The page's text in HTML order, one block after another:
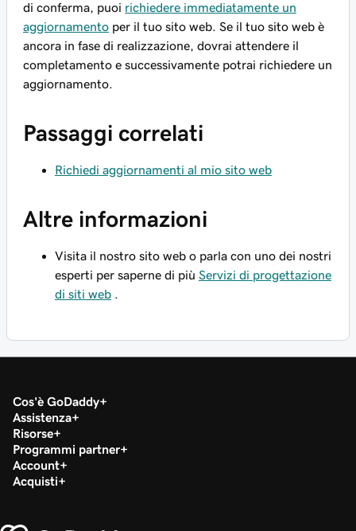
di conferma, puoi richiedere immediatamente un
aggiornamento per il tuo sito web. Se il tuo sito web è
ancora in fase di realizzazione, dovrai attendere il
completamento e successivamente potrai richiedere un
aggiornamento.
Passaggi correlati
Richiedi aggiornamenti al mio sito web
Altre informazioni
Visita il nostro sito web o parla con uno dei nostri
esperti per saperne di più Servizi di progettazione
di siti web
Cos'è GoDaddy
Assistenza
Risorse
Programmi partner
Account
Acquisti